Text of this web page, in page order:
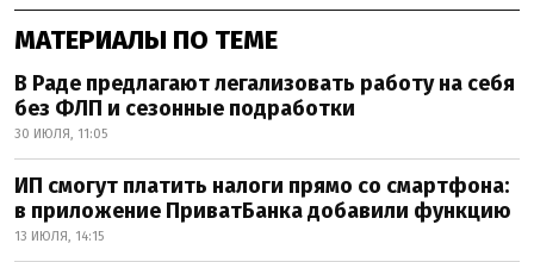
МАТЕРИАЛЫ ПО ТЕМЕ
В Раде предлагают легализовать работу на себя
без ФЛП и сезонные подработки
30 ИЮЛЯ, 11:05
ИП смогут платить налоги прямо со смартфона:
в приложение ПриватБанка добавили функцию
13 ИЮЛЯ, 14:15